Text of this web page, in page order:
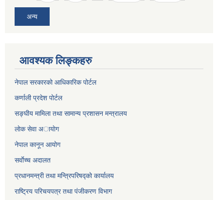
अन्य
आवश्यक लिङ्कहरु
नेपाल सरकारको आधिकारिक पोर्टल
कर्णाली प्रदेश पोर्टल
सङ्घीय मामिला तथा सामान्य प्रशासन मन्त्रालय
लाेक सेवा अायाेग
नेपाल कानून आयोग
सर्वाेच्च अदालत
प्रधानमन्त्री तथा मन्त्रिपरिषद्को कार्यालय
राष्ट्रिय परिचयपत्र तथा पंजीकरण विभाग